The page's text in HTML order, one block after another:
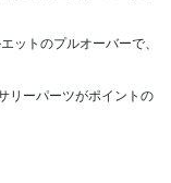
ットのプルオーバーで、
リーパーツがポイントの